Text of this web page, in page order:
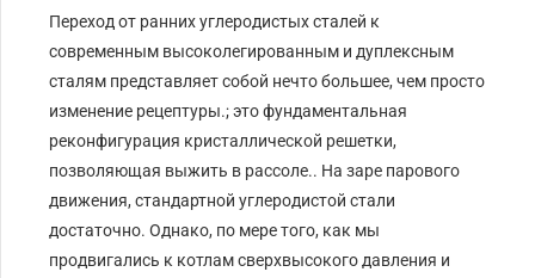
Переход от ранних углеродистых сталей к
современным высоколегированным и дуплексным
сталям представляет собой нечто большее, чем просто
изменение рецептуры.; это фундаментальная
реконфигурация кристаллической решетки,
позволяющая выжить в рассоле.. На заре парового
движения, стандартной углеродистой стали
достаточно. Однако, по мере того, как мы
продвигались к котлам сверхвысокого давления и